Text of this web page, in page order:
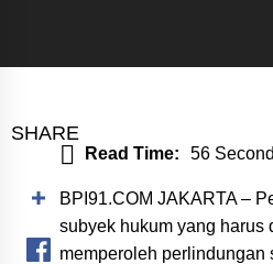
SHARE
Read Time: 56 Second
BPI91.COM JAKARTA –
subyek hukum yang harus
memperoleh perlindungan